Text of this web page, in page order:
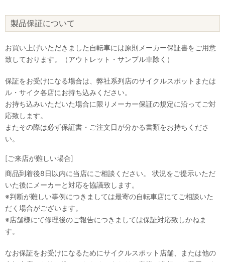
製品保証について
お買い上げいただきました自転車には原則メーカー保証書をご用意
致しております。（アウトレット・サンプル車除く）
保証をお受けになる場合は、弊社系列店のサイクルスポットまたは
ル・サイク各店にお持ち込みください。
お持ち込みいただいた場合に限りメーカー保証の規定に沿ってご対
応致します。
またその際は必ず保証書・ご注文日が分かる書類をお持ちくださ
い。
[ご来店が難しい場合]
商品到着後8日以内に当店にご相談ください。 状況をご提示いただ
いた後にメーカーと対応を協議致します。
※判断が難しい事例につきましては最寄の自転車店にてご相談いた
だく場合がございます。
※店舗様にて修理後のご報告につきましては保証対応致しかねま
す。
なお保証をお受けになるためにサイクルスポット店舗、または他の